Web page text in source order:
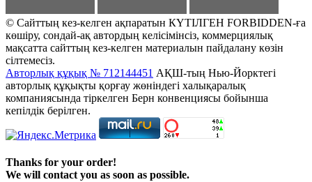
© Сайттың кез-келген ақпаратын КҮТІЛГЕН FORBIDDEN-ға
көшіру, сондай-ақ автордың келісімінсіз, коммерциялық
мақсатта сайттың кез-келген материалын пайдалану көзін
сілтемесіз.
Авторлық құқық № 712144451 АҚШ-тың Нью-Йорктегі
авторлық құқықты қорғау жөніндегі халықаралық
компаниясында тіркелген Берн конвенциясы бойынша
кепілдік берілген.
Thanks for your order!
We will contact you as soon as possible.